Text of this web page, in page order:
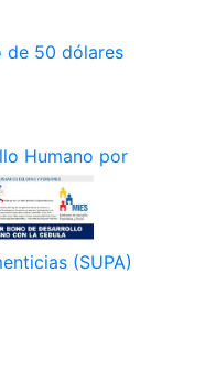
de 50 dólares
Humano por
(SUPA)